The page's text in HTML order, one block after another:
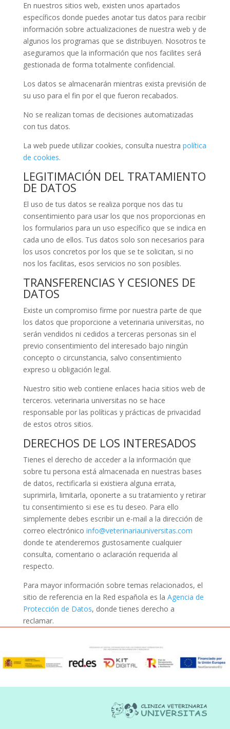
En nuestros sitios web, existen unos apartados
específicos donde puedes anotar tus datos para recibir
información sobre actualizaciones de nuestra web y de
algunos los programas que se distribuyen. Nosotros te
aseguramos que la información que nos facilites será
gestionada de forma totalmente confidencial.
Los datos se almacenarán mientras exista previsión de
su uso para el fin por el que fueron recabados.
No se realizan tomas de decisiones automatizadas
con tus datos.
La web puede utilizar cookies, consulta nuestra política
de cookies.
LEGITIMACIÓN DEL TRATAMIENTO
DE DATOS
El uso de tus datos se realiza porque nos das tu
consentimiento para usar los que nos proporcionas en
los formularios para un uso específico que se indica en
cada uno de ellos. Tus datos solo son necesarios para
los usos concretos por los que se te solicitan, si no
nos los facilitas, esos servicios no son posibles.
TRANSFERENCIAS Y CESIONES DE
DATOS
Existe un compromiso firme por nuestra parte de que
los datos que proporcione a veterinaria universitas, no
serán vendidos ni cedidos a terceras personas sin el
previo consentimiento del interesado bajo ningún
concepto o circunstancia, salvo consentimiento
expreso u obligación legal.
Nuestro sitio web contiene enlaces hacia sitios web de
terceros. veterinaria universitas no se hace
responsable por las políticas y prácticas de privacidad
de estos otros sitios.
DERECHOS DE LOS INTERESADOS
Tienes el derecho de acceder a la información que
sobre tu persona está almacenada en nuestras bases
de datos, rectificarla si existiera alguna errata,
suprimirla, limitarla, oponerte a su tratamiento y retirar
tu consentimiento si ese es tu deseo. Para ello
simplemente debes escribir un e-mail a la dirección de
correo electrónico info@veterinariauniversitas.com
donde te atenderemos gustosamente cualquier
consulta, comentario o aclaración requerida al
respecto.
Para mayor información sobre temas relacionados, el
sitio de referencia en la Red española es la Agencia de
Protección de Datos, donde tienes derecho a
reclamar.